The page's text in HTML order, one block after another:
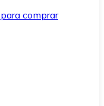
comprar